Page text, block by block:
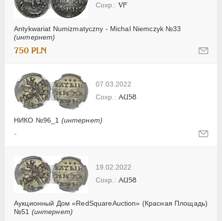
Antykwariat Numizmatyczny - Michal Niemczyk №33
(интернет)
VF
750 PLN
07.03.2022
НИКО №96_1 (интернет)
AU58
-
19.02.2022
Аукционный Дом «RedSquareAuction» (Красная Площадь)
№51 (интернет)
AU58